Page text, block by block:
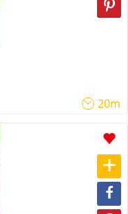
20m